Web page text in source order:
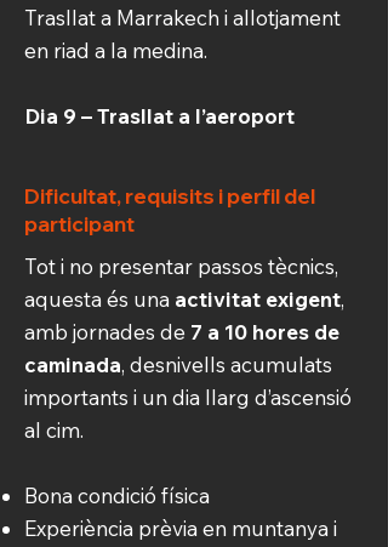
Trasllat a Marrakech i allotjament
en riad a la medina.
Dia 9 – Trasllat a l’aeroport
Dificultat, requisits i perfil del
participant
Tot i no presentar passos tècnics,
aquesta és una activitat exigent,
amb jornades de 7 a 10 hores de
caminada, desnivells acumulats
importants i un dia llarg d’ascensió
al cim.
Bona condició física
Experiència prèvia en muntanya i